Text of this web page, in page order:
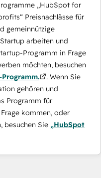
„HubSpot for
Preisnachlässe für
gemeinnützige
arbeiten und
Programm in Frage
möchten, besuchen
. Wenn Sie
gehören und
Programm für
kommen, oder
besuchen Sie „HubSpot